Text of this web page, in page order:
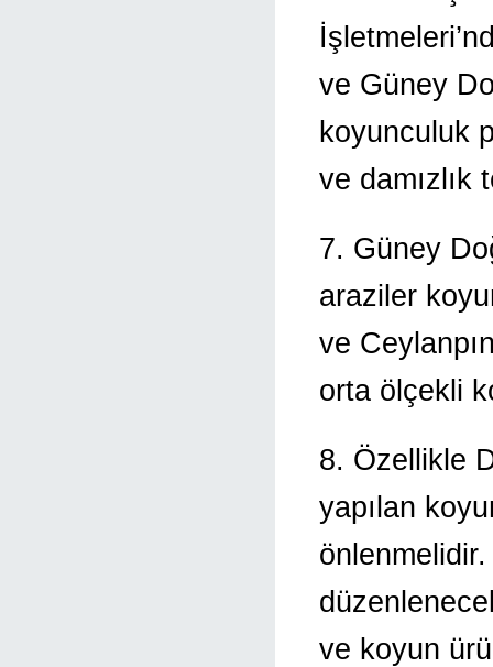
ve Güney
koyunculuk
ve damızlık
7. Güney
araziler
ve
orta ölçekli
8. Özellikle
yapılan
ve koyun